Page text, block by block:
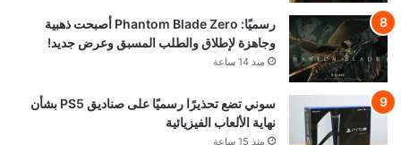
رسميًا: Phantom Blade Zero أصبحت ذهبية
وجاهزة لإطلاق والطلب المسبق وعرض جديد!
منذ 14 ساعة
سوني تضع تحذيرًا رسميًا على صناديق PS5 بشأن
نهاية الألعاب الفيزيائية
منذ 15 ساعة